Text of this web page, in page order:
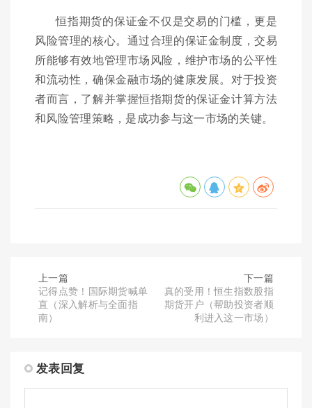
恒指期货的保证金不仅是交易的门槛，更是
风险管理的核心。通过合理的保证金制度，交易
所能够有效地管理市场风险，维护市场的公平性
和流动性，确保金融市场的健康发展。对于投资
者而言，了解并掌握恒指期货的保证金计算方法
和风险管理策略，是成功参与这一市场的关键。
上一篇
记得点赞！国际期货喊单
直（深入解析与全面指
南）
下一篇
真的受用！恒生指数股指
期货开户（帮助投资者顺
利进入这一市场）
发表回复